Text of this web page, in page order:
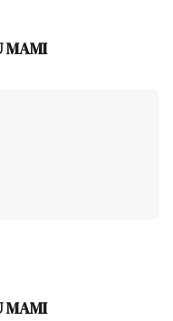
MAMI
MAMI